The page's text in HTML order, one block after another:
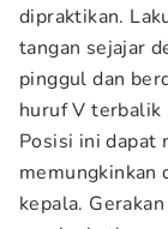
dipraktikan.
tangan sejajar
pinggul dan
huruf V
Posisi ini dapat
memungkinkan
kepala.